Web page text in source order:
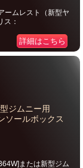
ームレスト（新型ヤ
ス：
詳細はこちら
ジムニー用
ソールボックス
または新型ジム